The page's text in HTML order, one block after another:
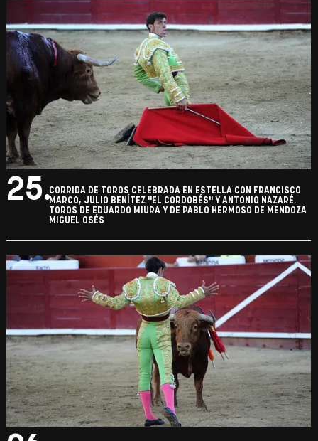
25.CORRIDA DE TOROS CELEBRADA EN ESTELLA CON FRANCISCO
MARCO, JULIO BENÍTEZ "EL CORDOBÉS" Y ANTONIO NAZARÉ.
TOROS DE EDUARDO MIURA Y DE PABLO HERMOSO DE MENDOZA
MIGUEL OSÉS